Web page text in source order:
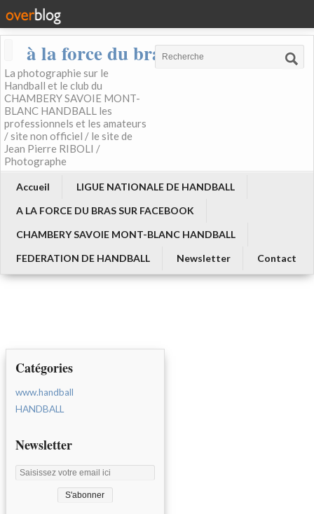
à la force du bras
La photographie sur le
Handball et le club du
CHAMBERY SAVOIE MONT-
BLANC HANDBALL les
professionnels et les amateurs
/ site non officiel / le site de
Jean Pierre RIBOLI /
Photographe
Accueil
LIGUE NATIONALE DE HANDBALL
A LA FORCE DU BRAS SUR FACEBOOK
CHAMBERY SAVOIE MONT-BLANC HANDBALL
FEDERATION DE HANDBALL
Newsletter Contact
Catégories
www.handball
HANDBALL
Newsletter